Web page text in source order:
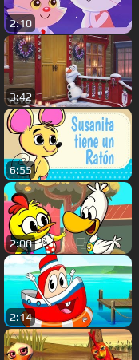
2:10
3:42
6:55
2:00
2:14